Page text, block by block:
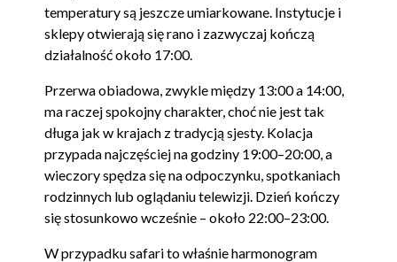
temperatury są jeszcze umiarkowane. Instytucje i
sklepy otwierają się rano i zazwyczaj kończą
działalność około 17:00.
Przerwa obiadowa, zwykle między 13:00 a 14:00,
ma raczej spokojny charakter, choć nie jest tak
długa jak w krajach z tradycją sjesty. Kolacja
przypada najczęściej na godziny 19:00–20:00, a
wieczory spędza się na odpoczynku, spotkaniach
rodzinnych lub oglądaniu telewizji. Dzień kończy
się stosunkowo wcześnie – około 22:00–23:00.
W przypadku safari to właśnie harmonogram